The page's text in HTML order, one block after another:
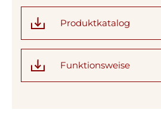
Produktkatalog
Funktionsweise